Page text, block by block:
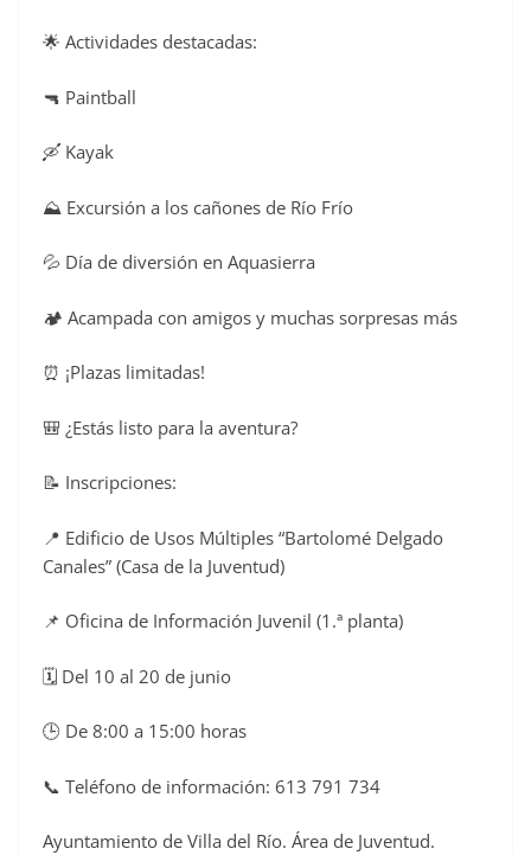
🌟 Actividades destacadas:
🔫 Paintball
🛶 Kayak
⛰️ Excursión a los cañones de Río Frío
💦 Día de diversión en Aquasierra
🏕️ Acampada con amigos y muchas sorpresas más
⏰ ¡Plazas limitadas!
🎒 ¿Estás listo para la aventura?
📝 Inscripciones:
📍 Edificio de Usos Múltiples “Bartolomé Delgado
Canales” (Casa de la Juventud)
📌 Oficina de Información Juvenil (1.ª planta)
🗓️ Del 10 al 20 de junio
🕒 De 8:00 a 15:00 horas
📞 Teléfono de información: 613 791 734
Ayuntamiento de Villa del Río. Área de Juventud.